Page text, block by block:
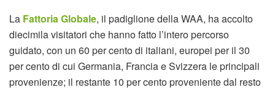
La Fattoria Globale, il padiglione della WAA, ha accolto
diecimila visitatori che hanno fatto l’intero percorso
guidato, con un 60 per cento di italiani, europei per il 30
per cento di cui Germania, Francia e Svizzera le principali
provenienze; il restante 10 per cento proveniente dal resto